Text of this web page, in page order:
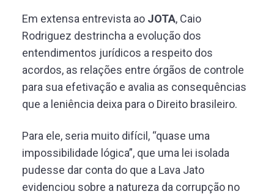
Em extensa entrevista ao JOTA, Caio
Rodriguez destrincha a evolução dos
entendimentos jurídicos a respeito dos
acordos, as relações entre órgãos de controle
para sua efetivação e avalia as consequências
que a leniência deixa para o Direito brasileiro.
Para ele, seria muito difícil, “quase uma
impossibilidade lógica”, que uma lei isolada
pudesse dar conta do que a Lava Jato
evidenciou sobre a natureza da corrupção no